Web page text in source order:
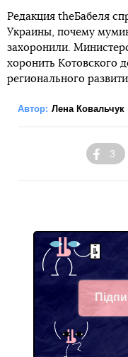
Редакция theБабеля
Украины, почему
захоронили.
хоронить Котовского
регионального
Автор: Лена Ковальчук
3